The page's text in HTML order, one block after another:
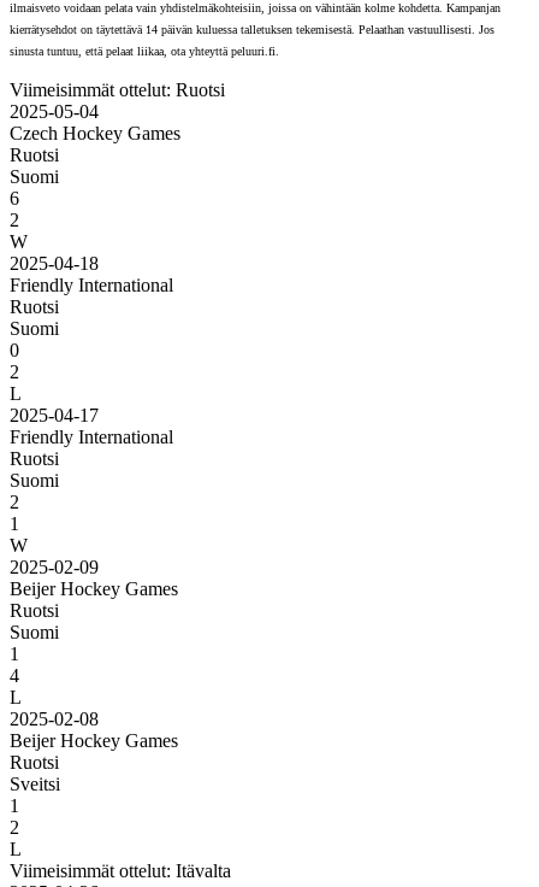
ilmaisveto voidaan pelata vain yhdistelmäkohteisiin, joissa on vähintään kolme kohdetta. Kampanjan
kierrätysehdot on täytettävä 14 päivän kuluessa talletuksen tekemisestä. Pelaathan vastuullisesti. Jos
sinusta tuntuu, että pelaat liikaa, ota yhteyttä peluuri.fi.
Viimeisimmät ottelut: Ruotsi
2025-05-04
Czech Hockey Games
Ruotsi
Suomi
6
2
W
2025-04-18
Friendly International
Ruotsi
Suomi
0
2
L
2025-04-17
Friendly International
Ruotsi
Suomi
2
1
W
2025-02-09
Beijer Hockey Games
Ruotsi
Suomi
1
4
L
2025-02-08
Beijer Hockey Games
Ruotsi
Sveitsi
1
2
L
Viimeisimmät ottelut: Itävalta